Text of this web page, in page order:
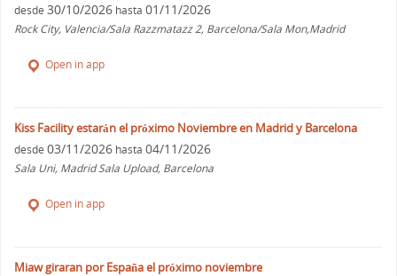
desde 30/10/2026 hasta 01/11/2026
Rock City, Valencia/Sala Razzmatazz 2, Barcelona/Sala Mon,Madrid
Open in app
Kiss Facility estarán el próximo Noviembre en Madrid y Barcelona
desde 03/11/2026 hasta 04/11/2026
Sala Uni, Madrid Sala Upload, Barcelona
Open in app
Miaw giraran por España el próximo noviembre